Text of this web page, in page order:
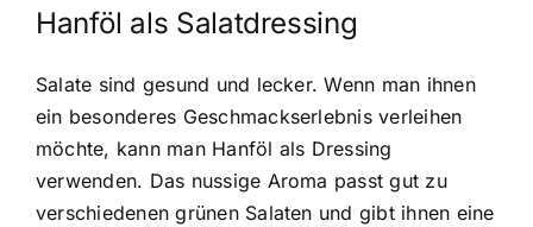
Hanföl als Salatdressing
Salate sind gesund und lecker. Wenn man ihnen
ein besonderes Geschmackserlebnis verleihen
möchte, kann man Hanföl als Dressing
verwenden. Das nussige Aroma passt gut zu
verschiedenen grünen Salaten und gibt ihnen eine